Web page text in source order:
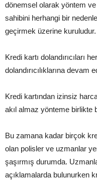
dönemsel olarak yöntem
sahibini herhangi bir
geçirmek üzerine kuruludur.
Kredi kartı dolandırıcıları
dolandırıcılıklarına devam
Kredi kartından izinsiz
akıl almaz yönteme birlikte
Bu zamana kadar birçok
olan polisler ve uzmanlar
şaşırmış durumda.
açıklamalarda bulunurken